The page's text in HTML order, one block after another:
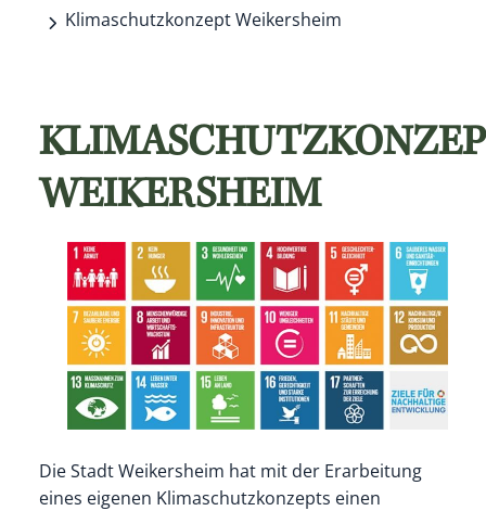
Klimaschutzkonzept Weikersheim
WEIKERSHEIM
Die Stadt Weikersheim hat mit der Erarbeitung
eines eigenen Klimaschutzkonzepts einen